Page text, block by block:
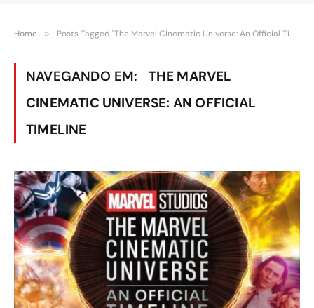
Home » Posts Tagged "The Marvel Cinematic Universe: An Official Timeline"
NAVEGANDO EM:
THE MARVEL
CINEMATIC UNIVERSE: AN OFFICIAL
TIMELINE